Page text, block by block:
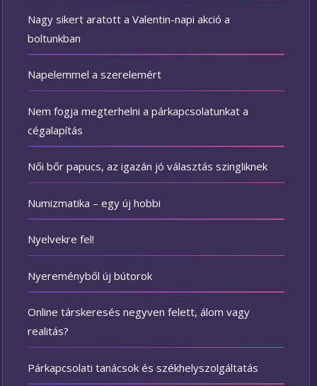
Nagy sikert aratott a Valentin-napi akció a
boltunkban
Napelemmel a szerelemért
Nem fogja megterhelni a párkapcsolatunkat a
cégalapítás
Női bőr papucs, az igazán jó választás szingliknek
Numizmatika – egy új hobbi
Nyelvekre fel!
Nyereményből új bútorok
Online társkeresés negyven felett, álom vagy
realitás?
Párkapcsolati tanácsok és székhelyszolgáltatás